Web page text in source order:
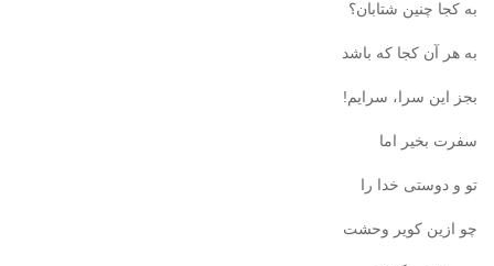
به کجا چنین شتابان؟
به هر آن کجا که باشد
بجز این سرا، سرایم!
سفرت بخیر اما
تو و دوستی خدا را
چو ازین کویر وحشت